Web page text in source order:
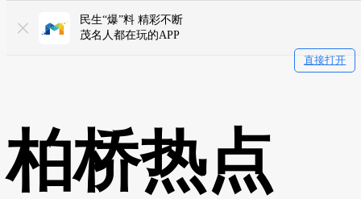
民生“爆”料 精彩不断
茂名人都在玩的APP
直接打开
柏桥热点